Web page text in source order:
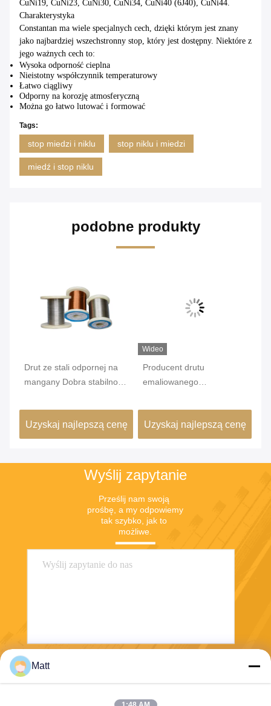
CuNi19, CuNi23, CuNi30, CuNi34, CuNi40 (6J40), CuNi44.
Charakterystyka
Constantan ma wiele specjalnych cech, dzięki którym jest znany
jako najbardziej wszechstronny stop, który jest dostępny. Niektóre z
jego ważnych cech to:
Wysoka odporność cieplna
Nieistotny współczynnik temperaturowy
Łatwo ciągliwy
Odporny na korozję atmosferyczną
Można go łatwo lutować i formować
Tags:
stop miedzi i niklu stop niklu i miedzi
miedź i stop niklu
podobne produkty
Drut ze stali odpornej na
mangany Dobra stabilność
Uzyskaj najlepszą cenę
Wideo
Producent drutu
emaliowanego
Izolowany drut
manganowy 6J12 6J8
6J11 6J13
Uzyskaj najlepszą cenę
Wyślij zapytanie
Prześlij nam swoją
prośbę, a my odpowiemy
tak szybko, jak to
możliwe.
Matt